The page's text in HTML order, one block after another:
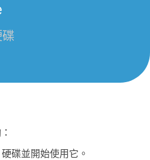
碟並開始使用它。